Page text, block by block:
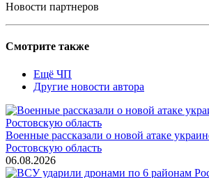
Новости партнеров
Смотрите также
Ещё ЧП
Другие новости автора
Военные рассказали о новой атаке
Ростовскую область
06.08.2026